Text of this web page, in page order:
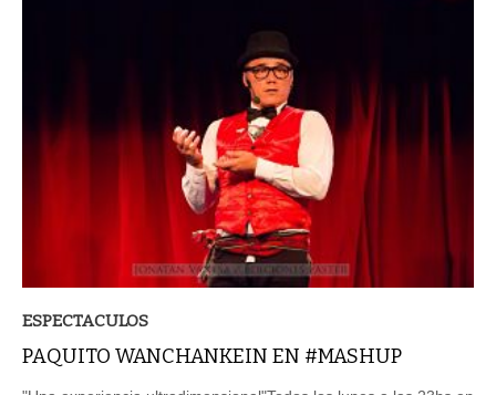
ESPECTACULOS
PAQUITO WANCHANKEIN EN #MASHUP